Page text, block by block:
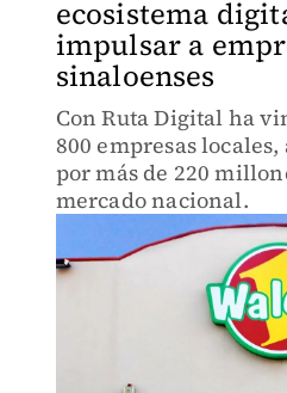
ecosistema
impulsar a
sinaloenses
Con Ruta Digital ha
800 empresas
por más de 220
mercado nacional.